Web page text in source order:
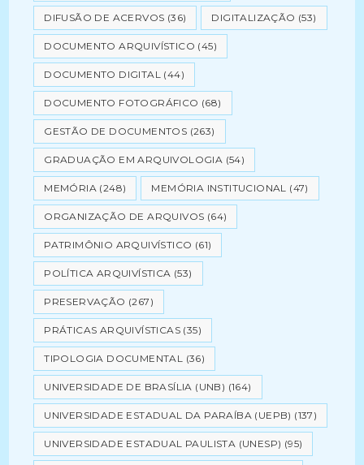
DIFUSÃO DE ACERVOS (36) DIGITALIZAÇÃO (53)
DOCUMENTO ARQUIVÍSTICO (45)
DOCUMENTO DIGITAL (44)
DOCUMENTO FOTOGRÁFICO (68)
GESTÃO DE DOCUMENTOS (263)
GRADUAÇÃO EM ARQUIVOLOGIA (54)
MEMÓRIA (248) MEMÓRIA INSTITUCIONAL (47)
ORGANIZAÇÃO DE ARQUIVOS (64)
PATRIMÔNIO ARQUIVÍSTICO (61)
POLÍTICA ARQUIVÍSTICA (53)
PRESERVAÇÃO (267)
PRÁTICAS ARQUIVÍSTICAS (35)
TIPOLOGIA DOCUMENTAL (36)
UNIVERSIDADE DE BRASÍLIA (UNB) (164)
UNIVERSIDADE ESTADUAL DA PARAÍBA (UEPB) (137)
UNIVERSIDADE ESTADUAL PAULISTA (UNESP) (95)